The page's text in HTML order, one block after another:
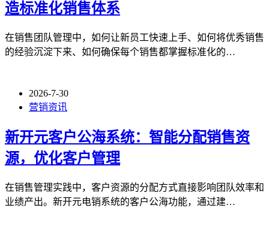
造标准化销售体系
在销售团队管理中，如何让新员工快速上手、如何将优秀销售
的经验沉淀下来、如何确保每个销售都掌握标准化的…
2026-7-30
营销资讯
新开元客户公海系统：智能分配销售资
源，优化客户管理
在销售管理实践中，客户资源的分配方式直接影响团队效率和
业绩产出。新开元电销系统的客户公海功能，通过建…